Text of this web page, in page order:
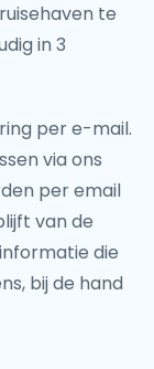
te
in 3
per e-mail.
via ons
per email
van de
die
bij de hand